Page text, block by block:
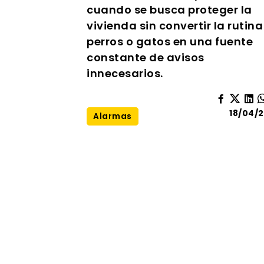
cuando se busca proteger la
vivienda sin convertir la
perros o gatos en una fuente
constante de avisos
innecesarios.
Alarmas 18/04/